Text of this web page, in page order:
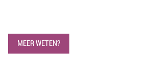
MEER WETEN?